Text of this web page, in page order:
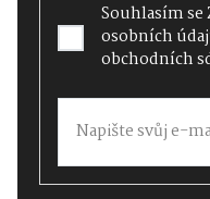
Souhlasím se
osobních
obchodních